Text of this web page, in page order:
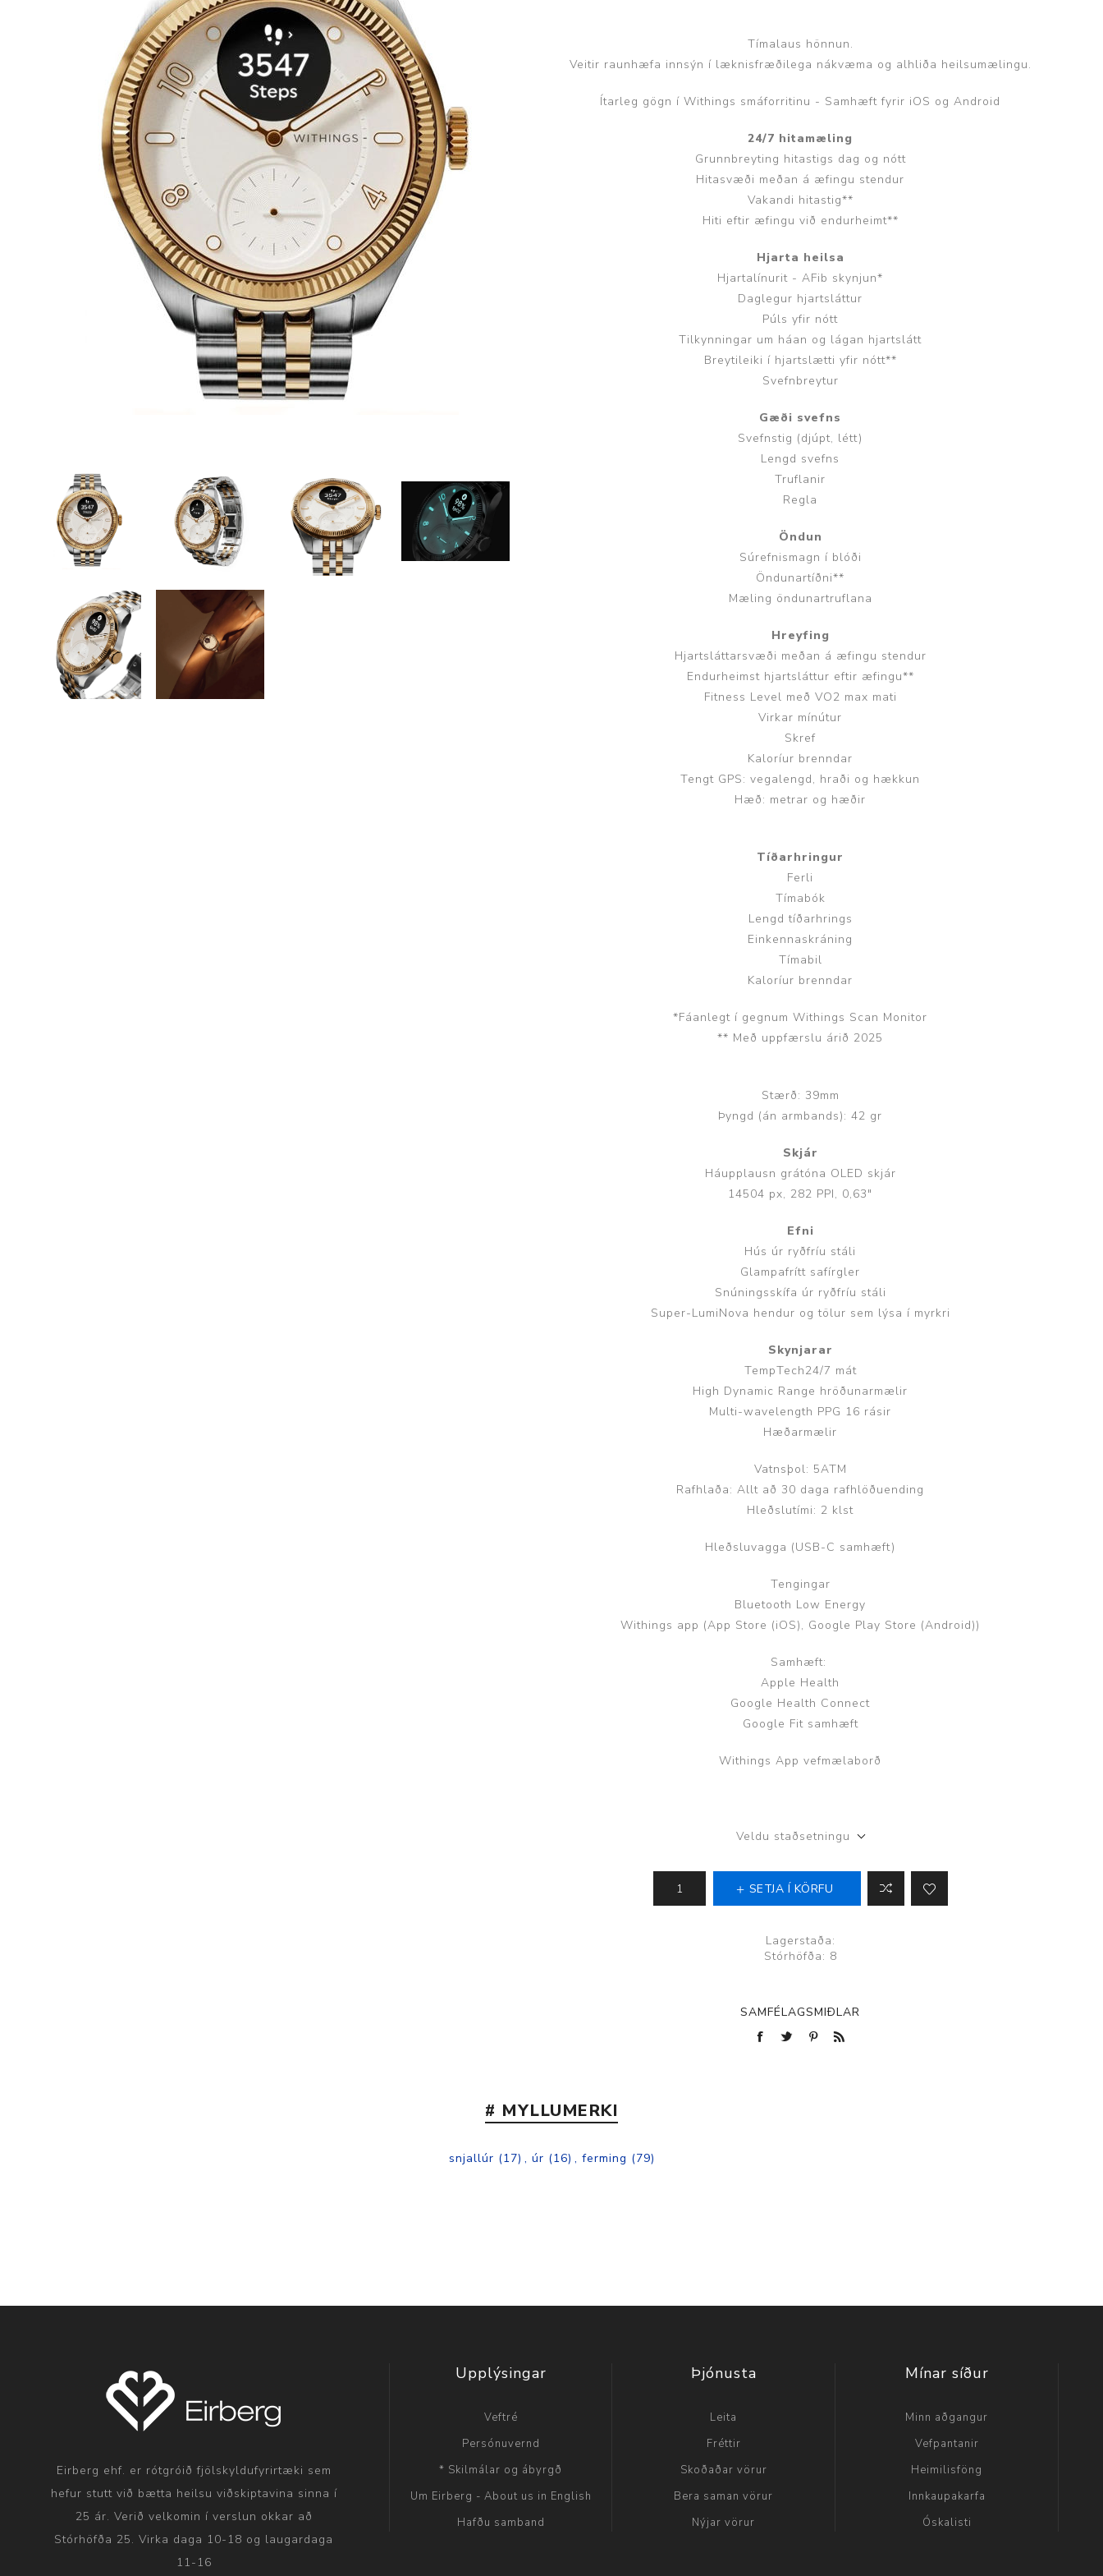
Aðrar vörur
Ljós og öryggi
Stafir og
gönguhjálpartæki
Ferðavörur
Aðgerðarfatnaður
Brjóstaaðgerðir
Aðrar æfingavörur
Æfingadýnur og boltar
Íþrótta- og Kinesioteip
Tímalaus hönnun.
Veitir raunhæfa innsýn í læknisfræðilega nákvæma og alhliða heilsumælingu.
Ítarleg gögn í Withings smáforritinu - Samhæft fyrir iOS og Android
24/7 hitamæling
Grunnbreyting hitastigs dag og nótt
Hitasvæði meðan á æfingu stendur
Vakandi hitastig**
Hiti eftir æfingu við endurheimt**
Hjarta heilsa
Hjartalínurit - AFib skynjun*
Daglegur hjartsláttur
Púls yfir nótt
Tilkynningar um háan og lágan hjartslátt
Breytileiki í hjartslætti yfir nótt**
Svefnbreytur
Gæði svefns
Svefnstig (djúpt, létt)
Lengd svefns
Truflanir
Regla
Öndun
Súrefnismagn í blóði
Öndunartíðni**
Mæling öndunartruflana
Hreyfing
Hjartsláttarsvæði meðan á æfingu stendur
Endurheimst hjartsláttur eftir æfingu**
Fitness Level með VO2 max mati
Virkar mínútur
Skref
Kaloríur brenndar
Tengt GPS: vegalengd, hraði og hækkun
Hæð: metrar og hæðir
Tíðarhringur
Ferli
Tímabók
Lengd tíðarhrings
Einkennaskráning
Tímabil
Kaloríur brenndar
*Fáanlegt í gegnum Withings Scan Monitor
** Með uppfærslu árið 2025
Stærð: 39mm
Þyngd (án armbands): 42 gr
Skjár
Háupplausn grátóna OLED skjár
14504 px, 282 PPI, 0,63"
Efni
Hús úr ryðfríu stáli
Glampafrítt safírgler
Snúningsskífa úr ryðfríu stáli
Super-LumiNova hendur og tölur sem lýsa í myrkri
Skynjarar
TempTech24/7 mát
High Dynamic Range hröðunarmælir
Multi-wavelength PPG 16 rásir
Hæðarmælir
Vatnsþol: 5ATM
Rafhlaða: Allt að 30 daga rafhlöðuending
Hleðslutími: 2 klst
Hleðsluvagga (USB-C samhæft)
Tengingar
Bluetooth Low Energy
Withings app (App Store (iOS), Google Play Store (Android))
Samhæft:
Apple Health
Google Health Connect
Google Fit samhæft
Withings App vefmælaborð
Veldu staðsetningu
SETJA Í KÖRFU
Lagerstaða:
Stórhöfða: 8
SAMFÉLAGSMIÐLAR
# MYLLUMERKI
snjallúr (17) , úr (16) , ferming (79)
Eirberg ehf. er rótgróið fjölskyldufyrirtæki sem
hefur stutt við bætta heilsu viðskiptavina sinna í
25 ár. Verið velkomin í verslun okkar að
Stórhöfða 25. Virka daga 10-18 og laugardaga
11-16
Upplýsingar
Veftré
Persónuvernd
* Skilmálar og ábyrgð
Um Eirberg - About us in English
Hafðu samband
Þjónusta
Leita
Fréttir
Skoðaðar vörur
Bera saman vörur
Nýjar vörur
Mínar síður
Minn aðgangur
Vefpantanir
Heimilisföng
Innkaupakarfa
Óskalisti